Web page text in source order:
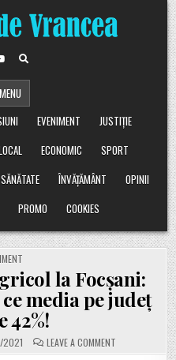
MENU
EVENIMENT
JUSTIȚIE
ECONOMIC
SPORT
SĂNĂTATE ÎNVĂȚĂMÂNT
OPINII
PROMO COOKIES
la Focșani:
media pe județ
42%!
LEAVE A COMMENT